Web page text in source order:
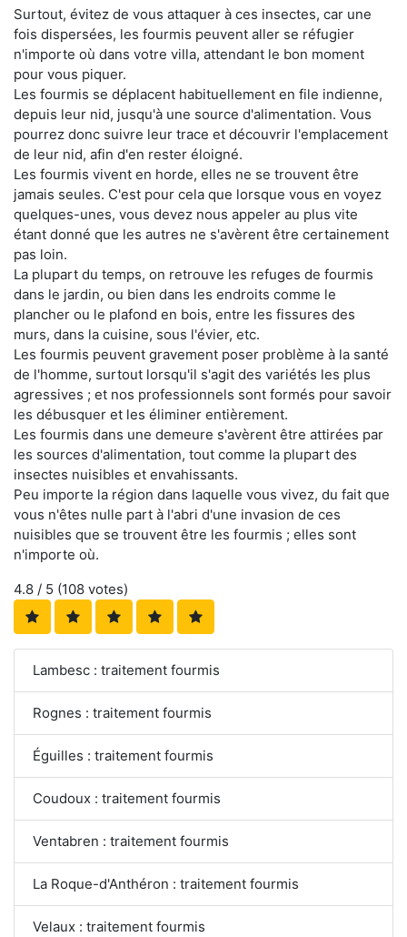
Surtout, évitez de vous attaquer à ces insectes, car une
fois dispersées, les fourmis peuvent aller se réfugier
n'importe où dans votre villa, attendant le bon moment
pour vous piquer.
Les fourmis se déplacent habituellement en file indienne,
depuis leur nid, jusqu'à une source d'alimentation. Vous
pourrez donc suivre leur trace et découvrir l'emplacement
de leur nid, afin d'en rester éloigné.
Les fourmis vivent en horde, elles ne se trouvent être
jamais seules. C'est pour cela que lorsque vous en voyez
quelques-unes, vous devez nous appeler au plus vite
étant donné que les autres ne s'avèrent être certainement
pas loin.
La plupart du temps, on retrouve les refuges de fourmis
dans le jardin, ou bien dans les endroits comme le
plancher ou le plafond en bois, entre les fissures des
murs, dans la cuisine, sous l'évier, etc.
Les fourmis peuvent gravement poser problème à la santé
de l'homme, surtout lorsqu'il s'agit des variétés les plus
agressives ; et nos professionnels sont formés pour savoir
les débusquer et les éliminer entièrement.
Les fourmis dans une demeure s'avèrent être attirées par
les sources d'alimentation, tout comme la plupart des
insectes nuisibles et envahissants.
Peu importe la région dans laquelle vous vivez, du fait que
vous n'êtes nulle part à l'abri d'une invasion de ces
nuisibles que se trouvent être les fourmis ; elles sont
n'importe où.
4.8 / 5 (108 votes)
Lambesc : traitement fourmis
Rognes : traitement fourmis
Éguilles : traitement fourmis
Coudoux : traitement fourmis
Ventabren : traitement fourmis
La Roque-d'Anthéron : traitement fourmis
Velaux : traitement fourmis